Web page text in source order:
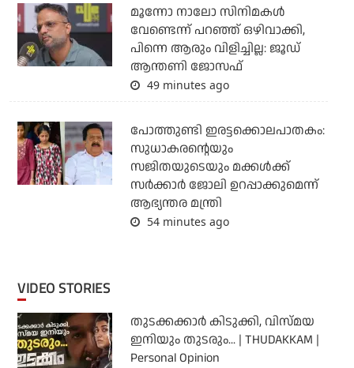
മൂന്നോ നാലോ സിനിമകൾ
വേണ്ടെന്ന് പറഞ്ഞ് ഒഴിവാക്കി,
പിന്നെ ആരും വിളിച്ചില്ല: ജൂഡ്
ആന്തണി ജോസഫ്
49 minutes ago
പോത്തുണ്ടി ഇരട്ടക്കൊലപാതകം:
സുധാകരന്റെയും
സജിതയുടെയും മക്കള്‍ക്ക്
സര്‍ക്കാര്‍ ജോലി ഉറപ്പാക്കുമെന്ന്
ആഭ്യന്തര മന്ത്രി
54 minutes ago
VIDEO STORIES
തുടക്കക്കാര്‍ കിടുക്കി, വിസ്മയ
ഇനിയും തുടരും... | THUDAKKAM |
Personal Opinion